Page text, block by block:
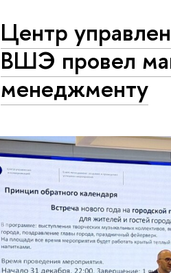
Центр
ВШЭ провел
менеджменту